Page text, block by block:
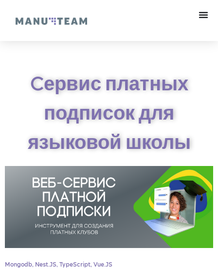
Cервис платных
подписок для
языковой школы
Mongodb, Nest.JS, TypeScript, Vue.JS